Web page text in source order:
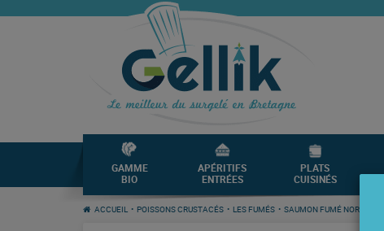
GAMME
BIO
APÉRITIFS
ENTRÉES
PLATS
CUISINÉS
ACCUEIL • POISSONS CRUSTACÉS • LES FUMÉS • SAUMON FUMÉ NORVÈGE